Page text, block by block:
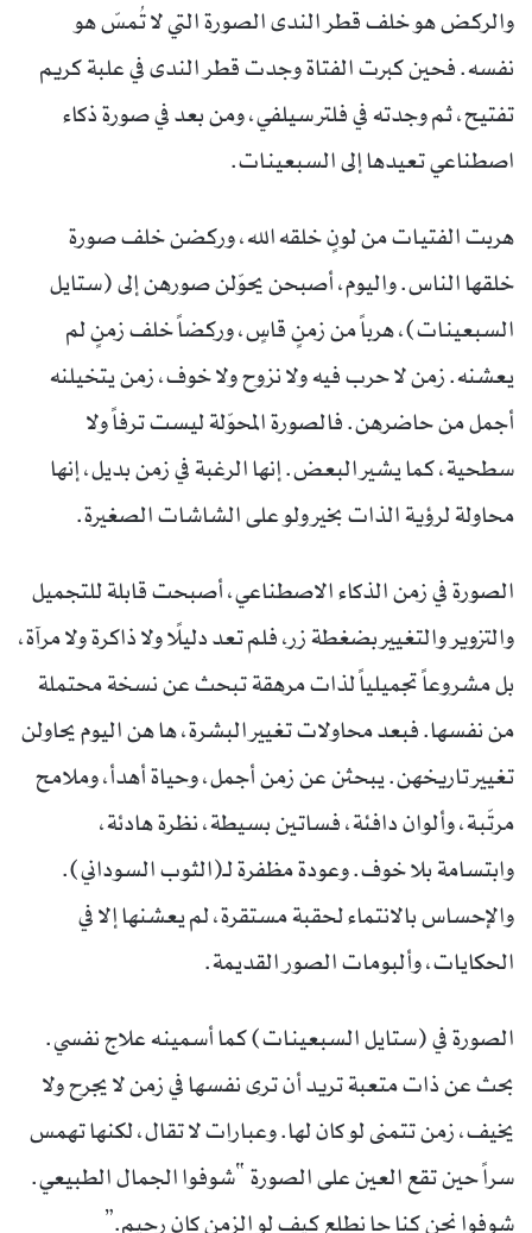
والركض هو خلف قطر الندى الصورة التي لا تُمسّ هو
نفسه. فحين كبرت الفتاة وجدت قطر الندى في علبة كريم
تفتيح، ثم وجدته في فلتر سيلفي، ومن بعد في صورة ذكاء
اصطناعي تعيدها إلى السبعينات.
هربت الفتيات من لونٍ خلقه الله، وركضن خلف صورة
خلقها الناس. واليوم، أصبحن يحوّلن صورهن إلى (ستايل
السبعينات)، هرباً من زمنٍ قاسٍ، وركضاً خلف زمنٍ لم
يعشنه. زمن لا حرب فيه ولا نزوح ولا خوف، زمن يتخيلنه
أجمل من حاضرهن. فالصورة المحوّلة ليست ترفاً ولا
سطحية، كما يشير البعض. إنها الرغبة في زمن بديل، إنها
محاولة لرؤية الذات بخير ولو على الشاشات الصغيرة.
الصورة في زمن الذكاء الاصطناعي، أصبحت قابلة للتجميل
والتزوير والتغيير بضغطة زر، فلم تعد دليلًا ولا ذاكرة ولا مرآة،
بل مشروعاً تجميلياً لذات مرهقة تبحث عن نسخة محتملة
من نفسها. فبعد محاولات تغيير البشرة، ها هن اليوم يحاولن
تغيير تاريخهن. يبحثن عن زمن أجمل، وحياة أهدأ، وملامح
مرتّبة، وألوان دافئة، فساتين بسيطة، نظرة هادئة،
وابتسامة بلا خوف. وعودة مظفرة لـ(الثوب السوداني).
والإحساس بالانتماء لحقبة مستقرة، لم يعشنها إلا في
الحكايات، وألبومات الصور القديمة.
الصورة في (ستايل السبعينات) كما أسمينه علاج نفسي.
بحث عن ذات متعبة تريد أن ترى نفسها في زمن لا يجرح ولا
يخيف، زمن تتمنى لو كان لها. وعبارات لا تقال، لكنها تهمس
سراً حين تقع العين على الصورة “شوفوا الجمال الطبيعي.
شوفوا نحن كنا حا نطلع كيف لو الزمن كان رحيم.”